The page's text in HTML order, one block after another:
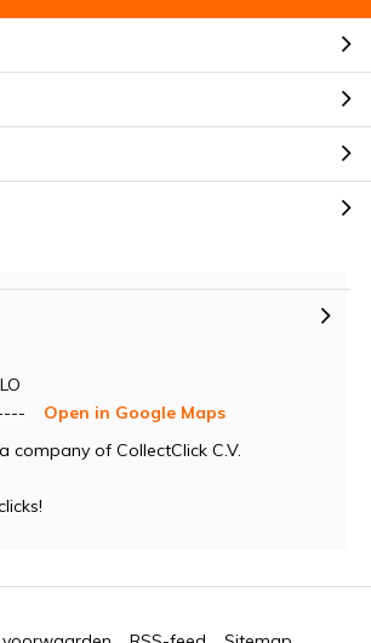
Open in Google Maps
company of CollectClick C.V.